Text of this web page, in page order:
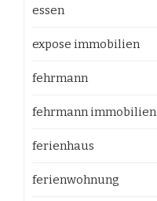
essen
expose immobilien
fehrmann
fehrmann immobilien
ferienhaus
ferienwohnung